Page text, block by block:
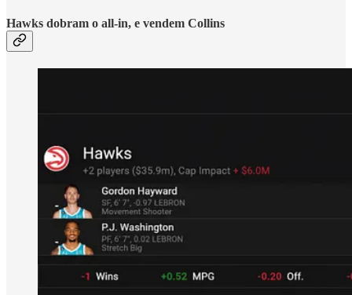
Hawks dobram o all-in, e vendem Collins